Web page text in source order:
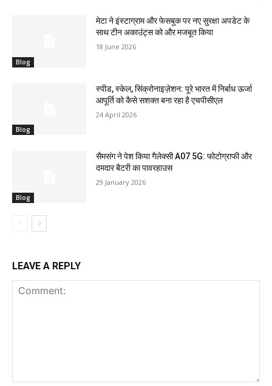
Blog
मेटा ने इंस्टाग्राम और फेसबुक पर नए सुरक्षा अपडेट के
साथ टीन अकाउंट्स को और मजबूत किया
18 June 2026
Blog
स्पीड, स्केल, सिंक्रोनाइज़ेशन: पूरे भारत में निर्बाध ऊर्जा
आपूर्ति को कैसे सशक्त बना रहा है एचपीसीएल
24 April 2026
Blog
सैमसंग ने पेश किया गैलेक्सी A07 5G: फोटोग्राफी और
दमदार बैटरी का पावरहाउस
29 January 2026
LEAVE A REPLY